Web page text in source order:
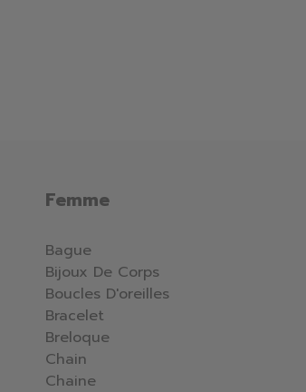
Femme
Bague
Bijoux De Corps
Boucles D'oreilles
Bracelet
Breloque
Chain
Chaine